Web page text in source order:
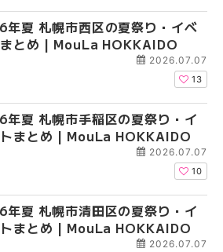
夏 札幌市北区の夏祭り・イベ
とめ | MouLa HOKKAIDO
2026.07.07
9
年最新】札幌のおすすめビア
ン｜オープン日順に徹底紹介！
公園から穴場テラスまで | MouLa
2026.06.19
24
夏 札幌市西区の夏祭り・イベ
とめ | MouLa HOKKAIDO
2026.07.07
2026年夏 札幌市西区
ントまとめ | MouLa
2026年夏 札幌市清田
ベントまとめ |
2026年夏 札幌市北区
ントまとめ | MouLa
2026年夏 札幌市西区
ントまとめ | MouLa
2026年夏 札幌市清田
ベントまとめ |
2026年夏 札幌市手稲
ベントまとめ |